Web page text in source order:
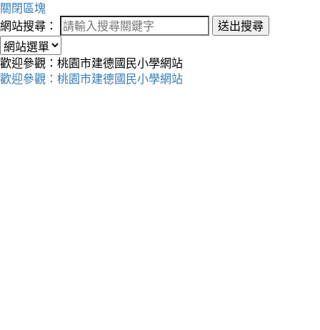
關閉區塊
網站搜尋：
送出搜尋
歡迎參觀：桃園市建德國民小學網站
歡迎參觀：桃園市建德國民小學網站